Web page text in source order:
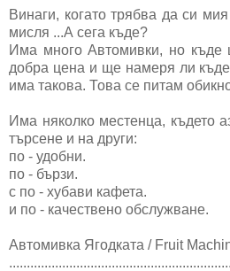
Винаги, когато трябва да си
мисля ...А сега къде?
Има много Автомивки, но къде
добра цена и ще намеря ли
има такова. Това се питам
Има няколко местенца, където
търсене и на други:
по - удобни.
по - бързи.
с по - хубави кафета.
и по - качествено обслужване.
Автомивка Ягодката / Fruit